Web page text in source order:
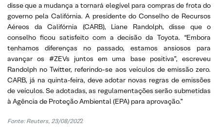
disse que a mudança a tornará elegível para compras de frota do
governo pela Califórnia. A presidente do Conselho de Recursos
Aéreos da Califórnia (CARB), Liane Randolph, disse que o
conselho ficou satisfeito com a decisão da Toyota. “Embora
tenhamos diferenças no passado, estamos ansiosos para
avançar os #ZEVs juntos em uma base positiva”, escreveu
Randolph no Twitter, referindo-se aos veículos de emissão zero.
CARB, já na quinta-feira, deve adotar novas regras de emissões
de veículos. Se adotadas, as regulamentações serão submetidas
à Agência de Proteção Ambiental (EPA) para aprovação.”
Fonte: Reuters, 23/08/2022